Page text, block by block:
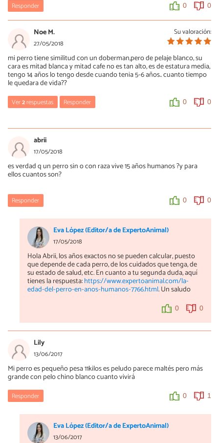
Responder 0 0
Su valoración:
Noe M.
27/05/2018
mi perro tiene similitud con un doberman,pero de pelaje blanco, su
cara es mitad blanca y mitad cafe no es tan alto, es de estatura media,
tengo 14 años lo tengo desde cuando tenia 5-6 años.. cuanto tiempo
le quedara de vida??
Ver2respuestas Responder 0 0
11/06/2018
pues bien cuidado, vivira 5 o 6 años mas
0
Si esta bien cuidado, uno 5 o 6 años mas. El mio duro 16 años.
abrii
17/05/2018
es verdad q un perro sin o con raza vive 15 años humanos ?y para
ellos cuantos son?
Responder 0 0
Eva López (Editor/a de ExpertoAnimal)
17/05/2018
Hola Abrii, los años exactos no se pueden calcular, puesto
que depende de cada perro, de los cuidados que tenga, de
su estado de salud, etc. En cuanto a tu segunda duda, aquí
tienes la respuesta:https://www.expertoanimal.com/la-
edad-del-perro-en-anos-humanos-7766.html. Un saludo
0 0
Lily
13/06/2017
Mi perro es pequeño pesa 11kilos es peludo parece maltés pero más
grande con pelo chino blanco cuanto vivirá
Responder 0 1
Eva López (Editor/a de ExpertoAnimal)
13/06/2017